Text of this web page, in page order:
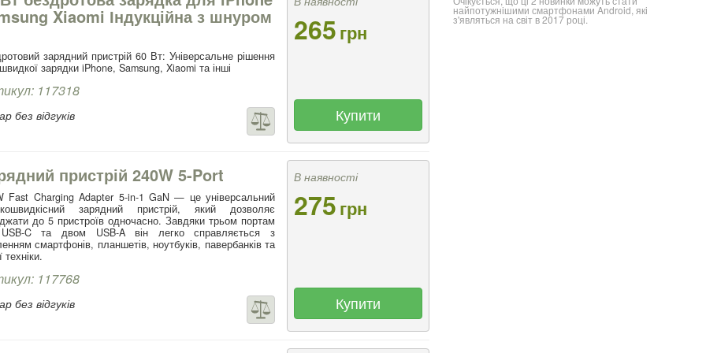
Xiaomi Індукційна з шнуром
зарядний пристрій 60 Вт: Універсальне рішення
зарядки iPhone, Samsung, Xiaomi та інші
117318
без відгуків
265грн
Купити
пристрій 240W 5-Port
Fast Charging Adapter 5-in-1 GaN — це універсальний
зарядний пристрій, який дозволяє
до 5 пристроїв одночасно. Завдяки трьом портам
C та двом USB-A він легко справляється з
смартфонів, планшетів, ноутбуків, павербанків та
техніки.
117768
без відгуків
В наявності
275грн
Купити
найпотужнішими смартфонами Android, які
з'являться на світ в 2017 році.